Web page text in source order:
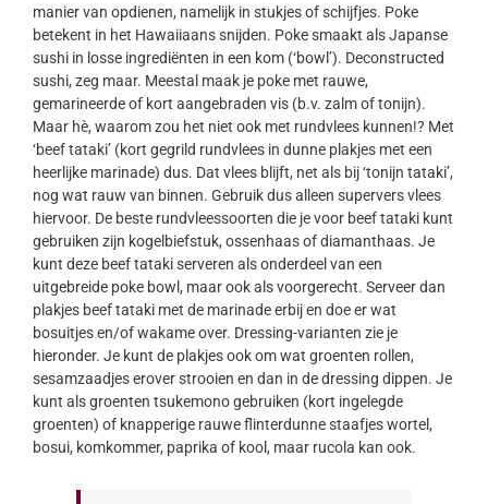
manier van opdienen, namelijk in stukjes of schijfjes. Poke
betekent in het Hawaiiaans snijden. Poke smaakt als Japanse
sushi in losse ingrediënten in een kom (‘bowl’). Deconstructed
sushi, zeg maar. Meestal maak je poke met rauwe,
gemarineerde of kort aangebraden vis (b.v. zalm of tonijn).
Maar hè, waarom zou het niet ook met rundvlees kunnen!? Met
‘beef tataki’ (kort gegrild rundvlees in dunne plakjes met een
heerlijke marinade) dus. Dat vlees blijft, net als bij ‘tonijn tataki’,
nog wat rauw van binnen. Gebruik dus alleen supervers vlees
hiervoor. De beste rundvleessoorten die je voor beef tataki kunt
gebruiken zijn kogelbiefstuk, ossenhaas of diamanthaas. Je
kunt deze beef tataki serveren als onderdeel van een
uitgebreide poke bowl, maar ook als voorgerecht. Serveer dan
plakjes beef tataki met de marinade erbij en doe er wat
bosuitjes en/of wakame over. Dressing-varianten zie je
hieronder. Je kunt de plakjes ook om wat groenten rollen,
sesamzaadjes erover strooien en dan in de dressing dippen. Je
kunt als groenten tsukemono gebruiken (kort ingelegde
groenten) of knapperige rauwe flinterdunne staafjes wortel,
bosui, komkommer, paprika of kool, maar rucola kan ook.